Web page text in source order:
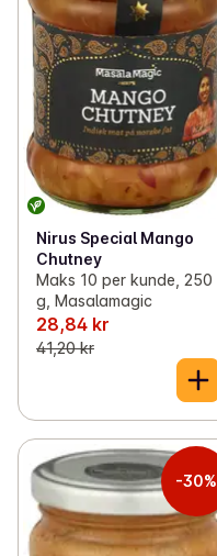
Nirus Special Mango
Chutney
Maks 10 per kunde, 250
g, Masalamagic
28,84 kr
41,20 kr
-30%